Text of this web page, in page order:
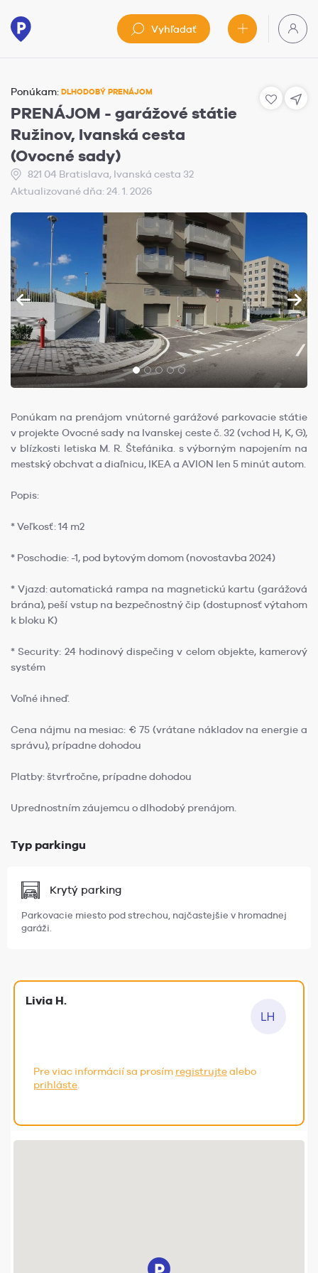
Vyhľadať
Ponúkam: DLHODOBÝ PRENÁJOM
PRENÁJOM - garážové státie
Ružinov, Ivanská cesta
(Ovocné sady)
821 04 Bratislava, Ivanská cesta 32
Aktualizované dňa: 24. 1. 2026
Ponúkam na prenájom vnútorné garážové parkovacie státie
v projekte Ovocné sady na Ivanskej ceste č. 32 (vchod H, K, G),
v blízkosti letiska M. R. Štefánika. s výborným napojením na
mestský obchvat a diaľnicu, IKEA a AVION len 5 minút autom.
Popis:
* Veľkosť: 14 m2
* Poschodie: -1, pod bytovým domom (novostavba 2024)
* Vjazd: automatická rampa na magnetickú kartu (garážová
brána), peší vstup na bezpečnostný čip (dostupnosť výtahom
k bloku K)
* Security: 24 hodinový dispečing v celom objekte, kamerový
systém
Voľné ihneď.
Cena nájmu na mesiac: € 75 (vrátane nákladov na energie a
správu), prípadne dohodou
Platby: štvrťročne, prípadne dohodou
Uprednostním záujemcu o dlhodobý prenájom.
Typ parkingu
Krytý parking
Parkovacie miesto pod strechou, najčastejšie v hromadnej
garáži.
Livia H.
Pre viac informácií sa prosím registrujtealebo
prihláste